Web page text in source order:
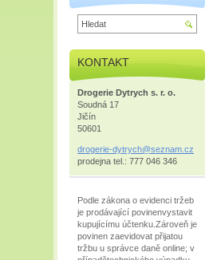
KONTAKT
Drogerie Dytrych s. r. o.
Soudná 17
Jičín
50601
drogerie-dytrych@seznam. cz
prodejna tel.: 777 046 346
Podle zákona o evidenci tržeb
je prodávající povinenvystavit
kupujícímu účtenku.Zároveň je
povinen zaevidovat přijatou
tržbu u správce daně online; v